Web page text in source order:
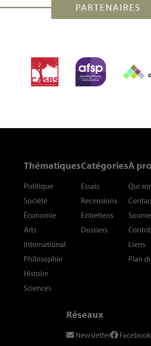
PARTENAIRES
Thématiques
Politique
Société
Économie
Arts
International
Philosophie
Histoire
Sciences
Catégories
Essais
Recensions
Entretiens
Dossiers
À
Qui
Liens
Plan
Réseaux
Newsletter
Facebook